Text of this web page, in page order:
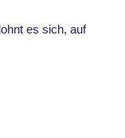
es sich, auf